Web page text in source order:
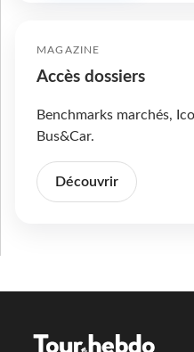
MAGAZINE
Accès dossiers
Benchmarks marchés,
Bus&Car.
Découvrir